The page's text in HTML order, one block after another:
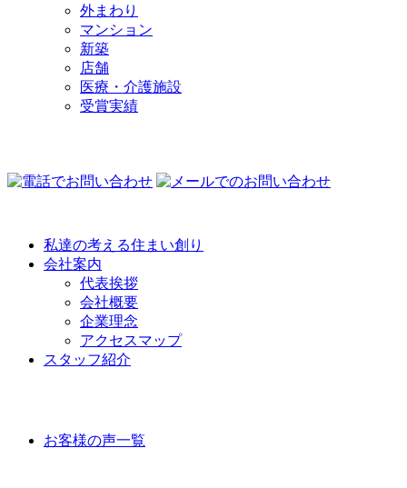
外まわり
マンション
新築
店舗
医療・介護施設
受賞実績
私達の考える住まい創り
会社案内
代表挨拶
会社概要
企業理念
アクセスマップ
スタッフ紹介
お客様の声一覧